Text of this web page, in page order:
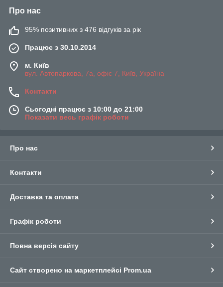
Про нас
95% позитивних з 476 відгуків за рік
Працює з 30.10.2014
м. Київ
вул. Автопаркова, 7а, офіс 7, Київ, Україна
Контакти
Сьогодні працює з 10:00 до 21:00
Показати весь графік роботи
Про нас
Контакти
Доставка та оплата
Графік роботи
Повна версія сайту
Сайт створено на маркетплейсі Prom.ua